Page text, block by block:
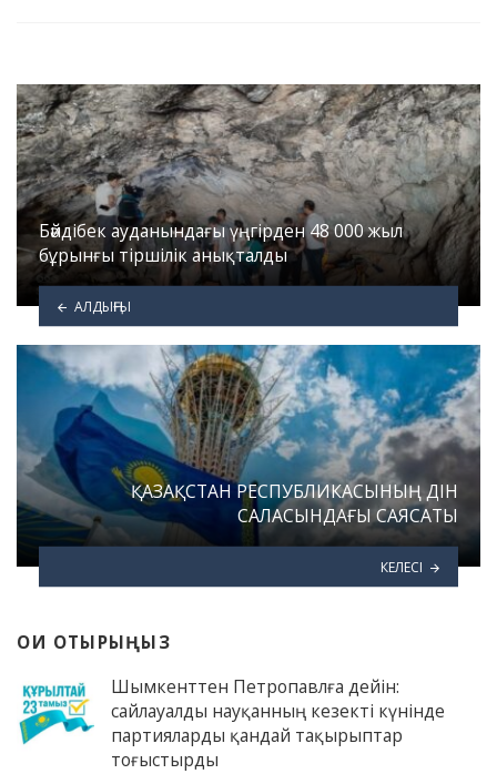
Бәйдібек ауданындағы үңгірден 48 000 жыл
бұрынғы тіршілік анықталды
АЛДЫҢҒЫ
ҚАЗАҚСТАН РЕСПУБЛИКАСЫНЫҢ ДІН
САЛАСЫНДАҒЫ САЯСАТЫ
КЕЛЕСІ
ОҚИ ОТЫРЫҢЫЗ
Шымкенттен Петропавлға дейін:
сайлауалды науқанның кезекті күнінде
партияларды қандай тақырыптар
тоғыстырды